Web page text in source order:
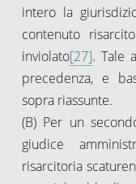
intero la
contenuto
inviolato[27]. Tale
precedenza, e
sopra riassunte.
(B) Per un
giudice
risarcitoria